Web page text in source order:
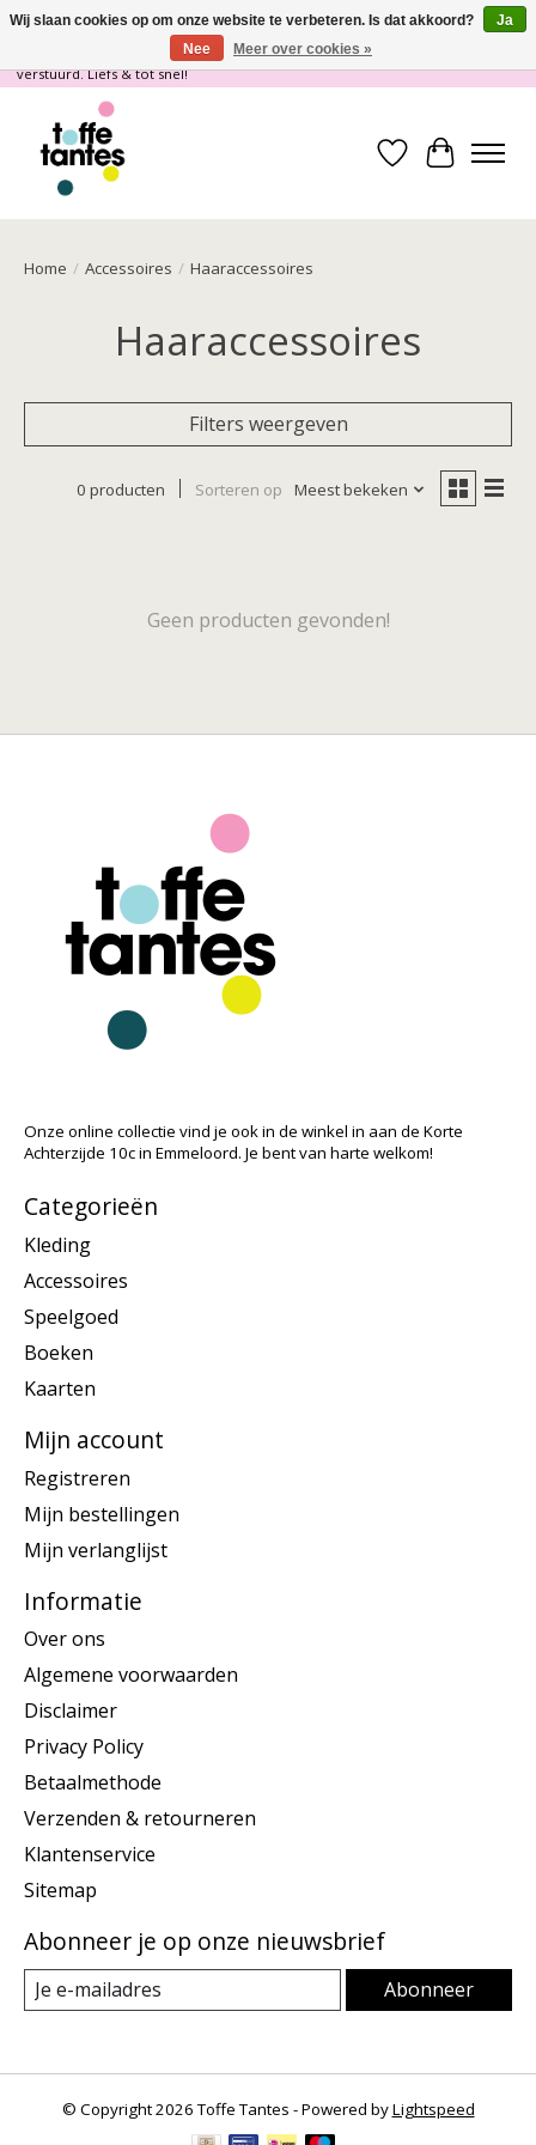
Wij gaan op vakantie! vanaf 4 juli t/m 21 juli worden er geen pakketjes
verstuurd. Liefs & tot snel!
Verlanglijst
Home / Accessoires / Haaraccessoires
Haaraccessoires
Filters weergeven
0 producten Sorteren op Meest bekeken
Geen producten gevonden!
Onze online collectie vind je ook in de winkel in aan de Korte
Achterzijde 10c in Emmeloord. Je bent van harte welkom!
Categorieën
Kleding
Accessoires
Speelgoed
Boeken
Kaarten
Mijn account
Registreren
Mijn bestellingen
Mijn verlanglijst
Informatie
Over ons
Algemene voorwaarden
Disclaimer
Privacy Policy
Betaalmethode
Verzenden & retourneren
Klantenservice
Sitemap
Abonneer je op onze nieuwsbrief
Abonneer
© Copyright 2026 Toffe Tantes - Powered byLightspeed
Wij slaan cookies op om onze website te verbeteren. Is dat akkoord?
Ja
Nee
Meer over cookies »